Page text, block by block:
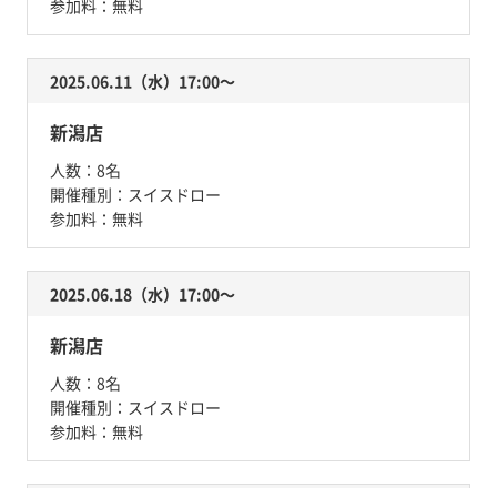
参加料： 無料
2025.06.11（水）17:00〜
新潟店
人数： 8名
開催種別： スイスドロー
参加料： 無料
2025.06.18（水）17:00〜
新潟店
人数： 8名
開催種別： スイスドロー
参加料： 無料